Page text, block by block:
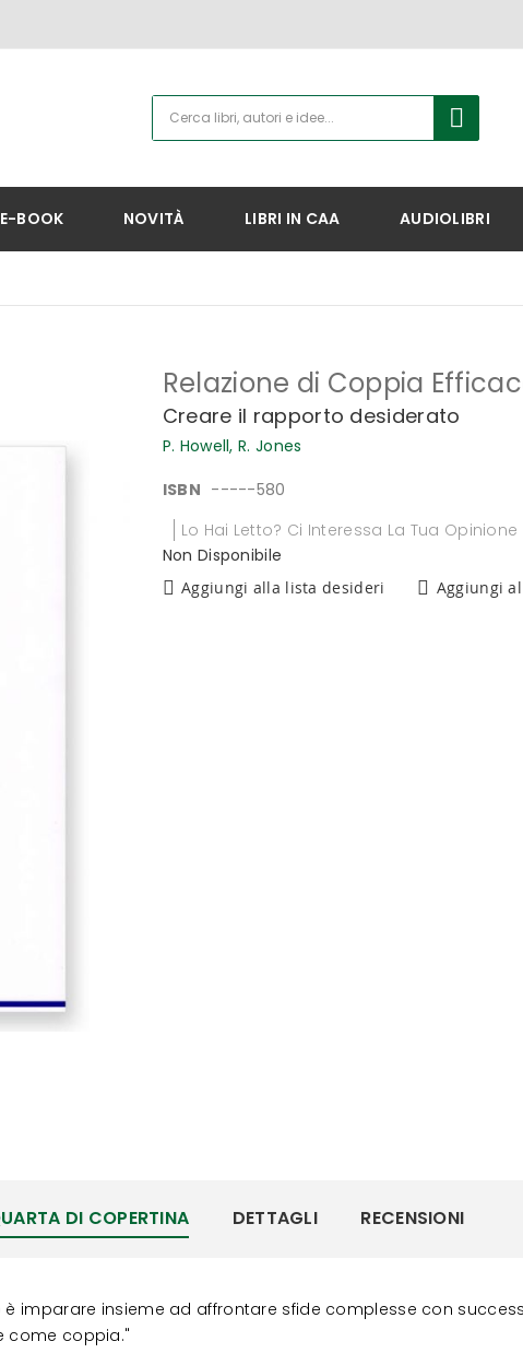
E-BOOK NOVITÀ LIBRI IN CAA AUDIOLIBRI
Relazione di Coppia
Creare il rapporto desiderato
P. Howell,R. Jones
ISBN -----580
Lo Hai Letto? Ci Interessa La Tua Opinione
Non Disponibile
Aggiungi alla lista desideri Aggiungi
DI COPERTINA
imparare insieme ad affrontare sfide complesse con
come coppia."
DETTAGLI RECENSIONI